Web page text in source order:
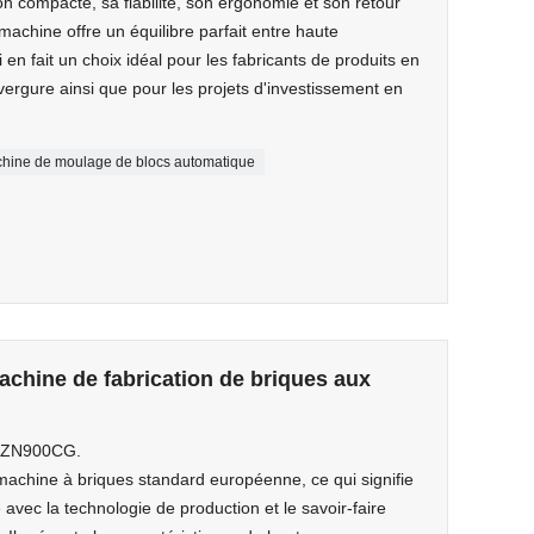
offre un équilibre parfait entre haute
fait un choix idéal pour les fabricants de produits en
ainsi que pour les projets d'investissement en
de moulage de blocs automatique
de fabrication de briques aux
à briques standard européenne, ce qui signifie
la technologie de production et le savoir-faire